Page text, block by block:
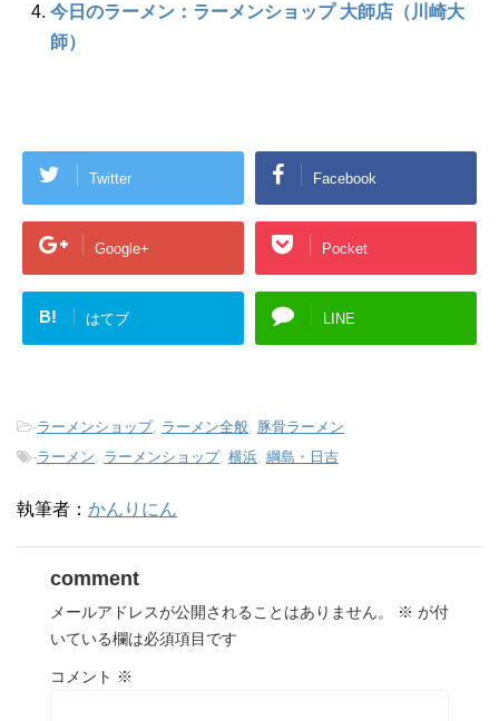
今日のラーメン：ラーメンショップ 大師店（川崎大
師）
Twitter Facebook
Google+ Pocket
B! はてブ LINE
-ラーメンショップ, ラーメン全般
豚骨ラーメン
-ラーメン ラーメンショップ, 横浜 綱島・日吉
執筆者： かんりにん
comment
メールアドレスが公開されることはありません。 ※ が付
いている欄は必須項目です
コメント ※